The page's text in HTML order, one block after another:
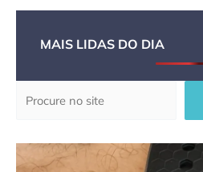
MAIS LIDAS DO DIA